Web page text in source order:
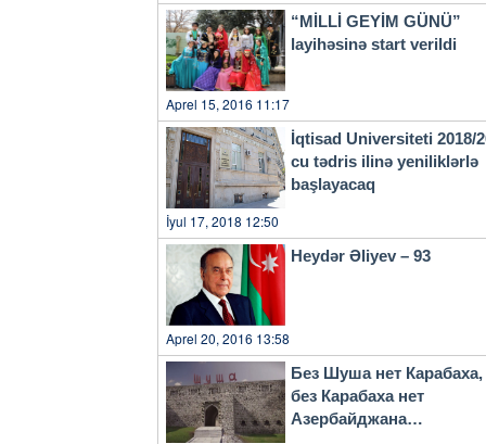
mərhələdə 100 yaşayış
nəzərdə tutulur. Keçmiş
baba yurdlarına
qardaşlıq dəstəyinə görə
Tokayevə bir daha təşəkkürümü bildirirəm. Çıxışımın
dəvətimi qəbul edib Zirvə
görüşünün əlaqələrimizə yeni təkan
“MİLLİ GEYİM GÜNÜ”
layihəsinə start verildi
Aprel 15, 2016 11:17
İqtisad Universiteti 2018/
cu tədris ilinə yeniliklərlə
başlayacaq
İyul 17, 2018 12:50
Heydər Əliyev – 93
Aprel 20, 2016 13:58
Без Шуша нет Карабаха,
без Карабаха нет
Азербайджана…